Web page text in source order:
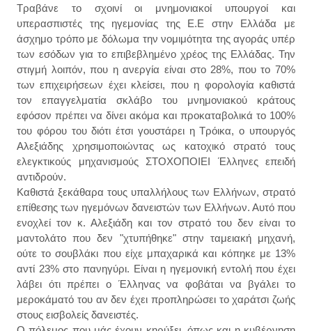
Τραβάνε το σχοινί οι μνημονιακοί υπουργοί και
υπερασπιστές της ηγεμονίας της Ε.Ε στην Ελλάδα με
άσχημο τρόπο με δόλωμα την νομιμότητα της αγοράς υπέρ
των εσόδων για το επιβεβλημένο χρέος της Ελλάδας. Την
στιγμή λοιπόν, που η ανεργία είναι στο 28%, που το 70%
των επιχειρήσεων έχει κλείσει, που η φορολογία καθιστά
τον επαγγελματία σκλάβο του μνημονιακού κράτους
εφόσον πρέπει να δίνει ακόμα και προκαταβολικά το 100%
του φόρου του διότι έτσι γουστάρει η Τρόικα, ο υπουργός
Αλεξιάδης χρησιμοποιώντας ως κατοχικό στρατό τους
ελεγκτικούς μηχανισμούς ΣΤΟΧΟΠΟΙΕΙ Έλληνες επειδή
αντιδρούν.
Καθιστά ξεκάθαρα τους υπαλλήλους των Ελλήνων, στρατό
επίθεσης των ηγεμόνων δανειστών των Ελλήνων. Αυτό που
ενοχλεί τον κ. Αλεξιάδη και τον στρατό του δεν είναι το
μαντολάτο που δεν "χτυπήθηκε" στην ταμειακή μηχανή,
ούτε το σουβλάκι που είχε μπαχαρικά και κόπηκε με 13%
αντί 23% στο πανηγύρι. Είναι η ηγεμονική εντολή που έχει
λάβει ότι πρέπει ο Έλληνας να φοβάται να βγάλει το
μεροκάματό του αν δεν έχει προπληρώσει το χαράτσι ζωής
στους εισβολείς δανειστές.